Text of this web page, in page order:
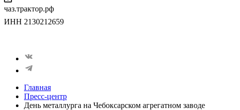
чаз.трактор.рф
ИНН 2130212659
Главная
Пресс-центр
День металлурга на Чебоксарском агрегатном заводе